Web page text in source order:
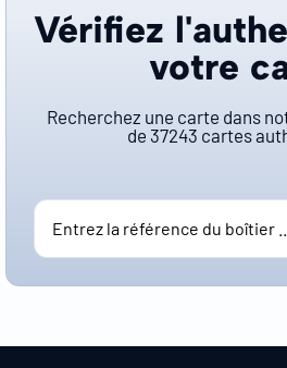
Vérifiez
votre
Recherchez une carte dans
de 37243 cartes